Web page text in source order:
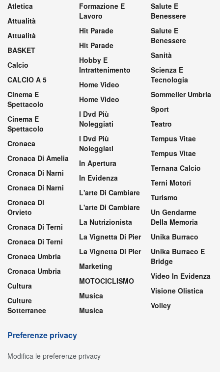
Atletica
Attualità
Attualità
BASKET
Calcio
CALCIO A 5
Cinema E
Spettacolo
Cinema E
Spettacolo
Cronaca
Cronaca Di Amelia
Cronaca Di Narni
Cronaca Di Narni
Cronaca Di
Orvieto
Cronaca Di Terni
Cronaca Di Terni
Cronaca Umbria
Cronaca Umbria
Cultura
Culture
Sotterranee
Formazione E
Lavoro
Hit Parade
Hit Parade
Hobby E
Intrattenimento
Home Video
Home Video
I Dvd Più
Noleggiati
I Dvd Più
Noleggiati
In Apertura
In Evidenza
L'arte Di Cambiare
L'arte Di Cambiare
La Nutrizionista
La Vignetta Di Pier
La Vignetta Di Pier
Marketing
MOTOCICLISMO
Musica
Musica
Salute E
Benessere
Salute E
Benessere
Sanità
Scienza E
Tecnologia
Sommelier Umbria
Sport
Teatro
Tempus Vitae
Tempus Vitae
Ternana Calcio
Terni Motori
Turismo
Un Gendarme
Della Memoria
Unika Burraco
Unika Burraco E
Bridge
Video In Evidenza
Visione Olistica
Volley
Preferenze privacy
Modifica le preferenze privacy